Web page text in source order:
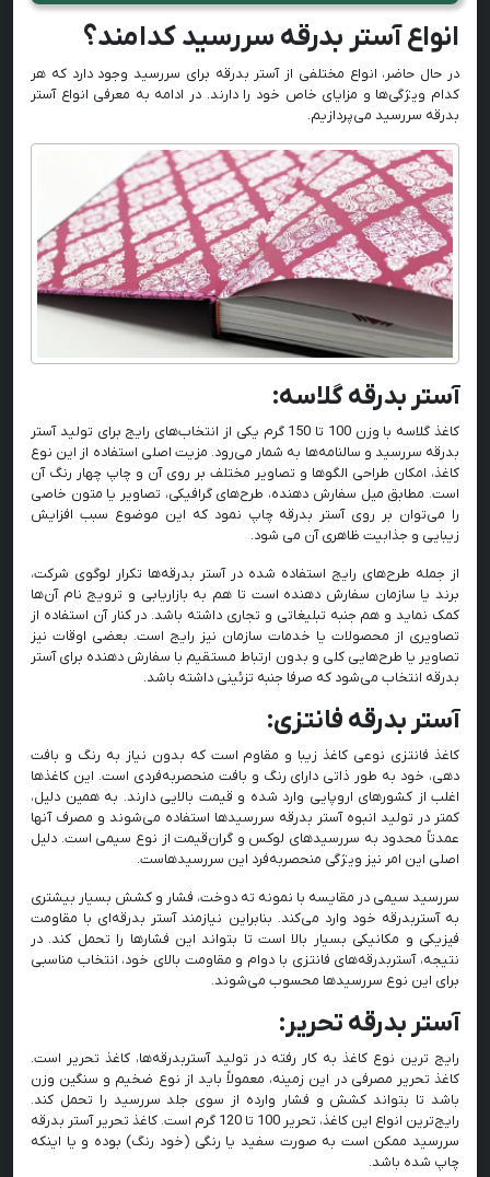
انواع آستر بدرقه سررسید کدامند؟
در حال حاضر، انواع مختلفی از آستر بدرقه برای سررسید وجود دارد که هر
کدام ویژگی‌ها و مزایای خاص خود را دارند. در ادامه به معرفی انواع آستر
بدرقه سررسید می‌پردازیم.
آستر بدرقه گلاسه:
کاغذ گلاسه با وزن 100 تا 150 گرم یکی از انتخاب‌های رایج برای تولید آستر
بدرقه سررسید و سالنامه‌ها به شمار می‌رود. مزیت اصلی استفاده از این نوع
کاغذ، امکان طراحی الگوها و تصاویر مختلف بر روی آن و چاپ چهار رنگ آن‌
است. مطابق میل سفارش دهنده، طرح‌های گرافیکی، تصاویر یا متون خاصی
را می‌توان بر روی آستر بدرقه چاپ نمود که این موضوع سبب افزایش
زیبایی و جذابیت ظاهری آن می شود.
از جمله طرح‌های رایج استفاده شده در آستر بدرقه‌ها تکرار لوگوی شرکت،
برند یا سازمان سفارش دهنده است تا هم به بازاریابی و ترویج نام آن‌ها
کمک نماید و هم جنبه تبلیغاتی و تجاری داشته باشد. در کنار آن استفاده از
تصاویری از محصولات یا خدمات سازمان نیز رایج است. بعضی اوقات نیز
تصاویر یا طرح‌هایی کلی و بدون ارتباط مستقیم با سفارش دهنده برای آستر
بدرقه انتخاب می‌شود که صرفا جنبه تزئینی داشته باشد.
آستر بدرقه فانتزی:
کاغذ فانتزی نوعی کاغذ زیبا و مقاوم است که بدون نیاز به رنگ و بافت
دهی، خود به طور ذاتی دارای رنگ و بافت منحصر‌به‌فردی است. این کاغذها
اغلب از کشورهای اروپایی وارد شده و قیمت بالایی دارند. به همین دلیل،
کمتر در تولید انبوه آستر بدرقه سررسیدها استفاده می‌شوند و مصرف آنها
عمدتاً محدود به سررسیدهای لوکس و گران‌قیمت از نوع سیمی است. دلیل
اصلی این امر نیز ویژگی منحصربه‌فرد این سررسیدهاست.
سررسید سیمی در مقایسه با نمونه ته ‌دوخت، فشار و کشش بسیار بیشتری
به آستربدرقه خود وارد می‌کند. بنابراین نیازمند آستر بدرقه‌ای با مقاومت
فیزیکی و مکانیکی بسیار بالا است تا بتواند این فشارها را تحمل کند. در
نتیجه، آستربدرقه‌های فانتزی با دوام و مقاومت بالای خود، انتخاب مناسبی
برای این نوع سررسیدها محسوب می‌شوند.
آستر بدرقه تحریر:
رایج ‌ترین نوع کاغذ به کار رفته در تولید آستربدرقه‌ها، کاغذ تحریر است.
کاغذ تحریر مصرفی در این زمینه، معمولاً باید از نوع ضخیم و سنگین‌ وزن
باشد تا بتواند کشش و فشار وارده از سوی جلد سررسید را تحمل کند.
رایج‌‌ترین انواع این کاغذ، تحریر 100 تا 120 گرم است. کاغذ تحریر آستر بدرقه
سررسید ممکن است به صورت سفید یا رنگی (خود رنگ) بوده و یا اینکه
چاپ شده باشد.